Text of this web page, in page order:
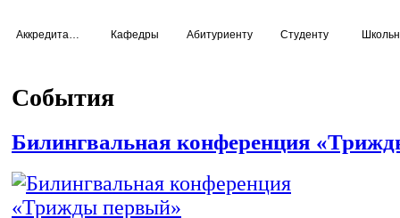
Кафедры Абитуриенту Студенту
События
Билингвальная конференция